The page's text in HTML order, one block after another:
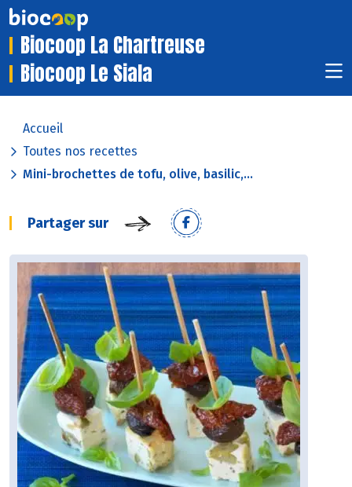
Biocoop La Chartreuse
Biocoop Le Siala
Accueil
Toutes nos recettes
Mini-brochettes de tofu, olive, basilic,...
Partager sur